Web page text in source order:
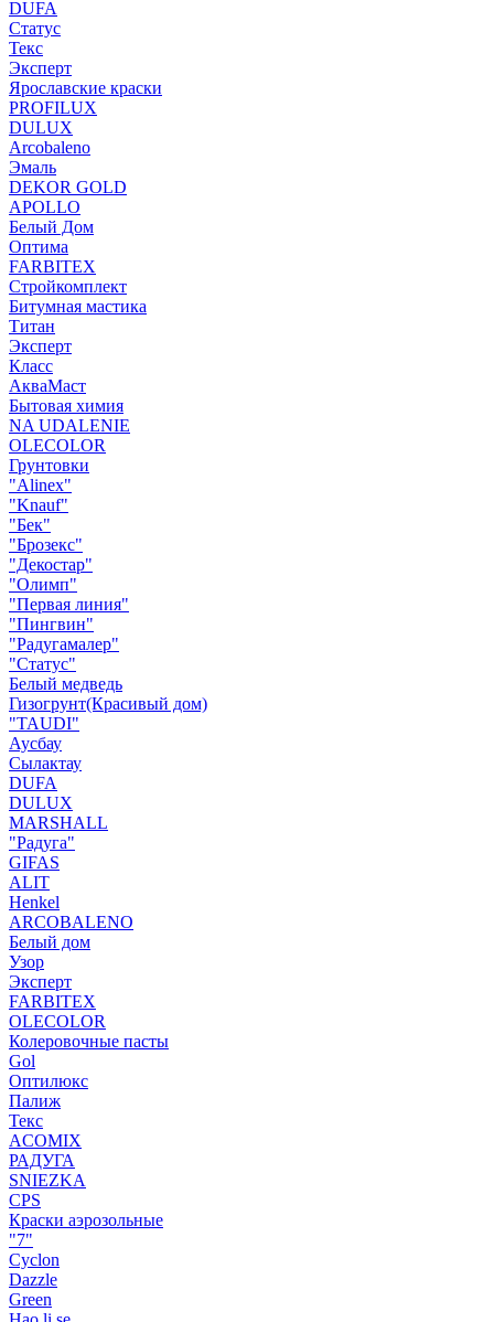
DUFA
Статус
Текс
Эксперт
Ярославские краски
PROFILUX
DULUX
Arcobaleno
Эмаль
DEKOR GOLD
APOLLO
Белый Дом
Оптима
FARBITEX
Стройкомплект
Битумная мастика
Титан
Эксперт
Класс
АкваМаст
Бытовая химия
NA UDALENIE
OLECOLOR
Грунтовки
"Alinex"
"Knauf"
"Бек"
"Брозекс"
"Декостар"
"Олимп"
"Первая линия"
"Пингвин"
"Радугамалер"
"Статус"
Белый медведь
Гизогрунт(Красивый дом)
"TAUDI"
Аусбау
Сылактау
DUFA
DULUX
MARSHALL
"Радуга"
GIFAS
ALIT
Henkel
ARCOBALENO
Белый дом
Узор
Эксперт
FARBITEX
OLECOLOR
Колеровочные пасты
Gol
Оптилюкс
Палиж
Текс
ACOMIX
РАДУГА
SNIEZKA
CPS
Краски аэрозольные
"7"
Cyclon
Dazzle
Green